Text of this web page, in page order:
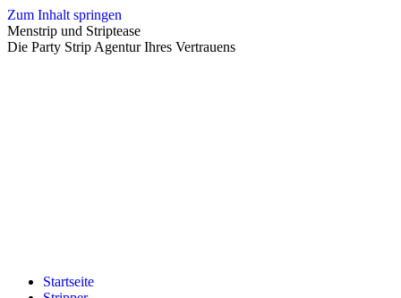
Zum Inhalt springen
Menstrip und Striptease
Die Party Strip Agentur Ihres Vertrauens
Startseite